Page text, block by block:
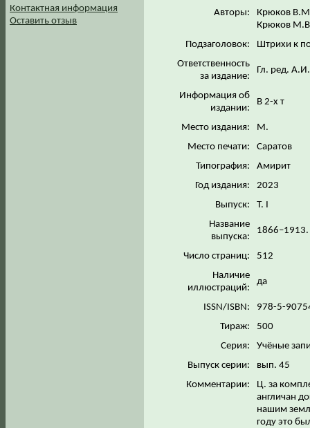
Контактная информация
Оставить отзыв
Авторы:
Крюков
Крюков
Подзаголовок:
Штрихи к
Ответственность
за издание:
Гл. ред.
Информация об
издании:
В 2-х т
Место издания:
М.
Место печати:
Саратов
Типография:
Амирит
Год издания:
2023
Выпуск:
Т. I
Название
выпуска:
Число страниц:
512
Наличие
иллюстраций:
да
ISSN/ISBN:
978-5-
Тираж:
500
Серия:
Учёные
Выпуск серии:
вып. 45
Комментарии:
Ц. за
англичан
нашим
году это